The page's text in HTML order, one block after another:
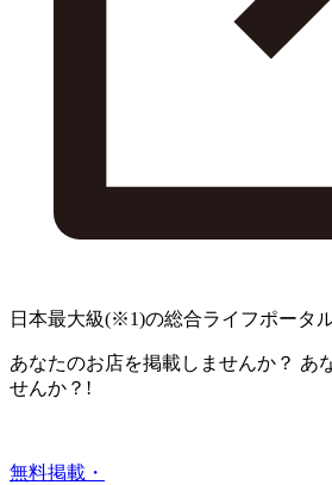
日本最大級(※1)の総合ライフポータ
あなたのお店を掲載しませんか？ あ
せんか？!
無料掲載・